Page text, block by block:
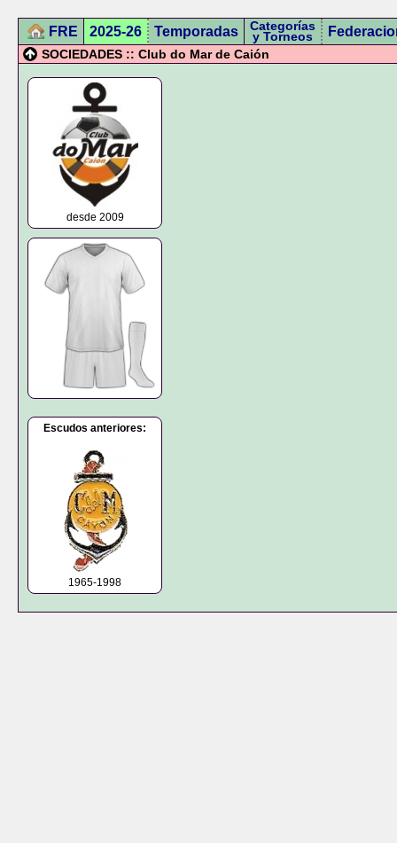
FRE 2025-26 Temporadas Categorías
y Torneos
SOCIEDADES :: Club do Mar de Caión
desde 2009
Escudos anteriores:
1965-1998